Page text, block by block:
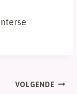
VOLGENDE